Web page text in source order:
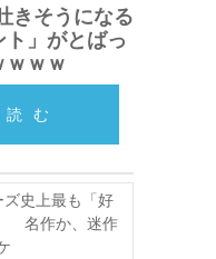
きそうになる
」がとばっ
ｗｗ
む
ズ史上最も「好
名作か、迷作